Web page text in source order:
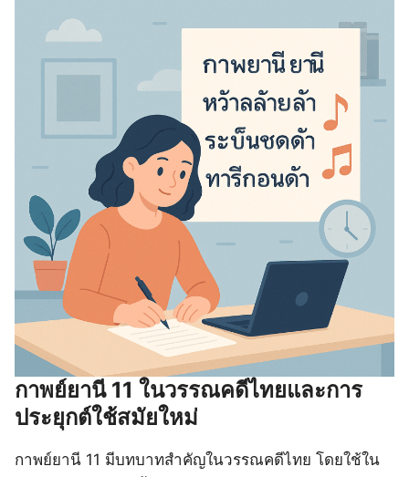
กาพย์ยานี 11 ในวรรณคดีไทยและการ
ประยุกต์ใช้สมัยใหม่
กาพย์ยานี 11 มีบทบาทสำคัญในวรรณคดีไทย โดยใช้ใน